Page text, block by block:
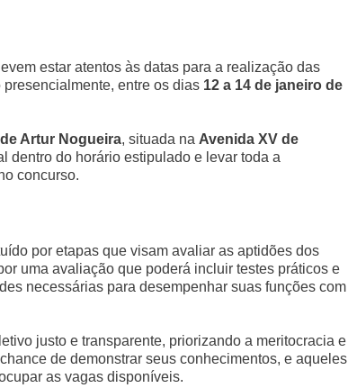
estar atentos às datas para a realização das
entre os dias 12 a 14 de janeiro de
Artur Nogueira, situada na Avenida XV de
dentro do horário estipulado e levar toda a
concurso.
por etapas que visam avaliar as aptidões dos
uma avaliação que poderá incluir testes práticos e
necessárias para desempenhar suas funções com
justo e transparente, priorizando a meritocracia
de demonstrar seus conhecimentos, e aqueles
as vagas disponíveis.